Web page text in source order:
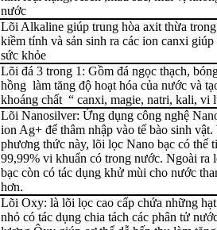
nước
Lõi Alkaline giúp trung hòa axit thừa
kiềm tính và sản sinh ra các ion canxi
sức khỏe
Lõi đá 3 trong 1: Gồm đá ngọc thạch,
hồng làm tăng độ hoạt hóa của nước và
khoáng chất “ canxi, magie, natri, kali,
Lõi Nanosilver: Ứng dụng công nghệ
ion Ag+ để thâm nhập vào tế bào sinh
phương thức này, lõi lọc Nano bạc có thể
99,99% vi khuẩn có trong nước. Ngoài ra
bạc còn có tác dụng khử mùi cho nước
hơn.
Lõi Oxy: là lõi lọc cao cấp chứa những
nhỏ có tác dụng chia tách các phân tử